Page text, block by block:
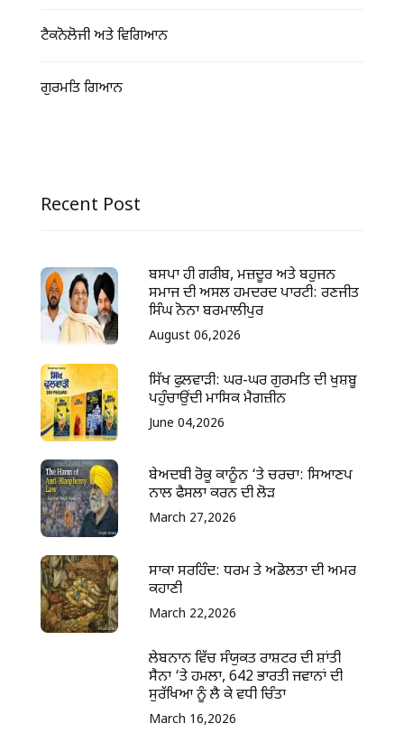
ਟੈਕਨੋਲੋਜੀ ਅਤੇ ਵਿਗਿਆਨ
ਗੁਰਮਤਿ ਗਿਆਨ
Recent Post
ਬਸਪਾ ਹੀ ਗਰੀਬ, ਮਜ਼ਦੂਰ ਅਤੇ ਬਹੁਜਨ
ਸਮਾਜ ਦੀ ਅਸਲ ਹਮਦਰਦ ਪਾਰਟੀ: ਰਣਜੀਤ
ਸਿੰਘ ਨੋਨਾ ਬਰਮਾਲੀਪੁਰ
August 06,2026
ਸਿੱਖ ਫੁਲਵਾੜੀ: ਘਰ-ਘਰ ਗੁਰਮਤਿ ਦੀ ਖੁਸ਼ਬੂ
ਪਹੁੰਚਾਉਂਦੀ ਮਾਸਿਕ ਮੈਗਜ਼ੀਨ
June 04,2026
ਬੇਅਦਬੀ ਰੋਕੂ ਕਾਨੂੰਨ ‘ਤੇ ਚਰਚਾ: ਸਿਆਣਪ
ਨਾਲ ਫੈਸਲਾ ਕਰਨ ਦੀ ਲੋੜ
March 27,2026
ਸਾਕਾ ਸਰਹਿੰਦ: ਧਰਮ ਤੇ ਅਡੋਲਤਾ ਦੀ ਅਮਰ
ਕਹਾਣੀ
March 22,2026
ਲੇਬਨਾਨ ਵਿੱਚ ਸੰਯੁਕਤ ਰਾਸ਼ਟਰ ਦੀ ਸ਼ਾਂਤੀ
ਸੈਨਾ ‘ਤੇ ਹਮਲਾ, 642 ਭਾਰਤੀ ਜਵਾਨਾਂ ਦੀ
ਸੁਰੱਖਿਆ ਨੂੰ ਲੈ ਕੇ ਵਧੀ ਚਿੰਤਾ
March 16,2026